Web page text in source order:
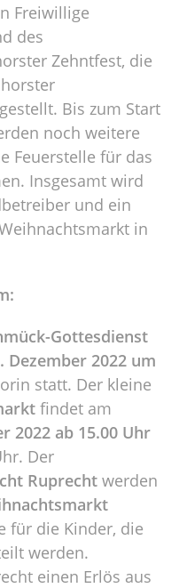
Freiwillige
des
Zehntfest, die
Bis zum Start
noch weitere
Feuerstelle für das
Insgesamt wird
und ein
in
Gottesdienst
Dezember 2022 um
statt. Der kleine
findet am
2022 ab 15.00 Uhr
Der
Ruprecht werden
für die Kinder, die
werden.
einen Erlös aus